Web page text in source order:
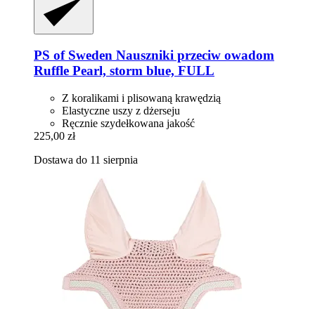
PS of Sweden Nauszniki przeciw owadom
Ruffle Pearl, storm blue, FULL
Z koralikami i plisowaną krawędzią
Elastyczne uszy z dżerseju
Ręcznie szydełkowana jakość
225,00 zł
Dostawa do 11 sierpnia